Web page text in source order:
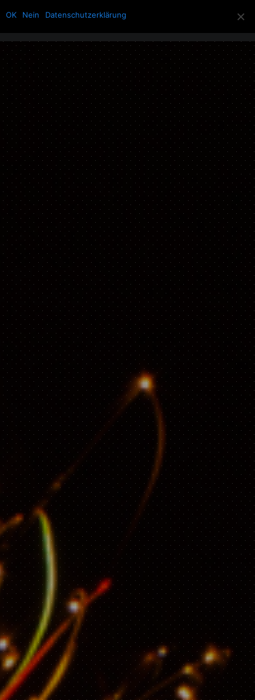
Allerlei Über die Howling Men
Search
OK Nein Datenschutzerklärung